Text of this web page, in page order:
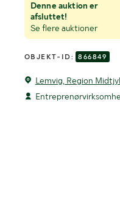
Denne auktion er
afsluttet!
Se flere auktioner
OBJEKT-ID: 866849
Lemvig, Region